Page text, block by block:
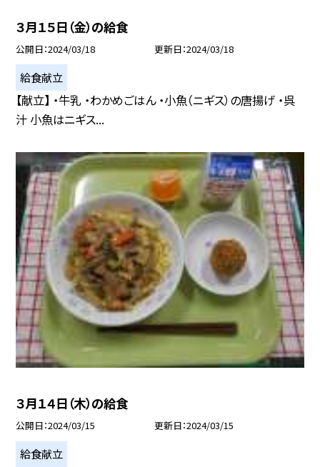
３月１５日（金）の給食
公開日 2024/03/18 更新日 2024/03/18
給食献立
【献立】 ・牛乳 ・わかめごはん ・小魚（ニギス）の唐揚げ ・呉
汁 小魚はニギス...
３月１４日（木）の給食
公開日 2024/03/15 更新日 2024/03/15
給食献立